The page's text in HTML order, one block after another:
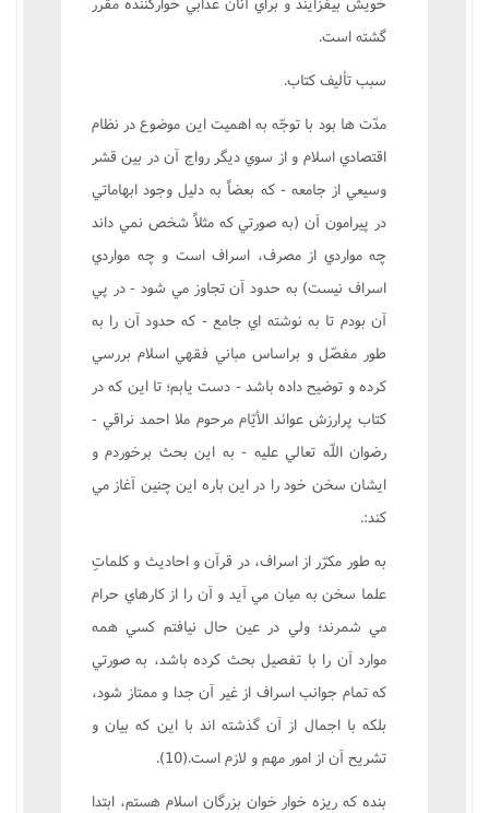
گشته است.
سبب تأليف کتاب.
مدّت ها بود با توجّه به اهميت اين موضوع در نظام
اقتصادي اسلام و از سوي ديگر رواج آن در بين قشر
وسيعي از جامعه - که بعضاً به دليل وجود ابهاماتي
در پيرامون آن (به صورتي که مثلاً شخص نمي داند
چه مواردي از مصرف، اسراف است و چه مواردي
اسراف نيست) به حدود آن تجاوز مي شود - در پي
آن بودم تا به نوشته اي جامع - که حدود آن را به
طور مفصّل و براساس مباني فقهي اسلام بررسي
کرده و توضيح داده باشد - دست يابم؛ تا اين که در
کتاب پرارزش عوائد الأيّام مرحوم ملا احمد نراقي -
رضوان اللّه تعالي عليه - به اين بحث برخوردم و
ايشان سخن خود را در اين باره اين چنين آغاز مي
کند:.
به طور مکرّر از اسراف، در قرآن و احاديث و کلماتِ
علما سخن به ميان مي آيد و آن را از کارهاي حرام
مي شمرند؛ ولي در عين حال نيافتم کسي همه
موارد آن را با تفصيل بحث کرده باشد، به صورتي
که تمام جوانب اسراف از غير آن جدا و ممتاز شود،
بلکه با اجمال از آن گذشته اند با اين که بيان و
تشريح آن از امور مهم و لازم است.(10).
بنده که ريزه خوار خوان بزرگان اسلام هستم، ابتدا